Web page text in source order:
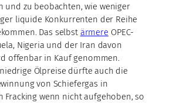
und zu beobachten, wie weniger
liquide Konkurrenten der Reihe
Das selbst ärmereOPEC-
Nigeria und der Iran davon
offenbar in Kauf genommen.
Ölpreise dürfte auch die
von Schiefergas in
Fracking wenn nicht aufgehoben, so